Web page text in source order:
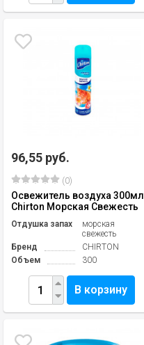
96,55 руб.
(0)
Освежитель воздуха 300мл
Chirton Морская Свежесть
Отдушка запах
морская
свежесть
Бренд
СHIRTON
Объем
300
В корзину